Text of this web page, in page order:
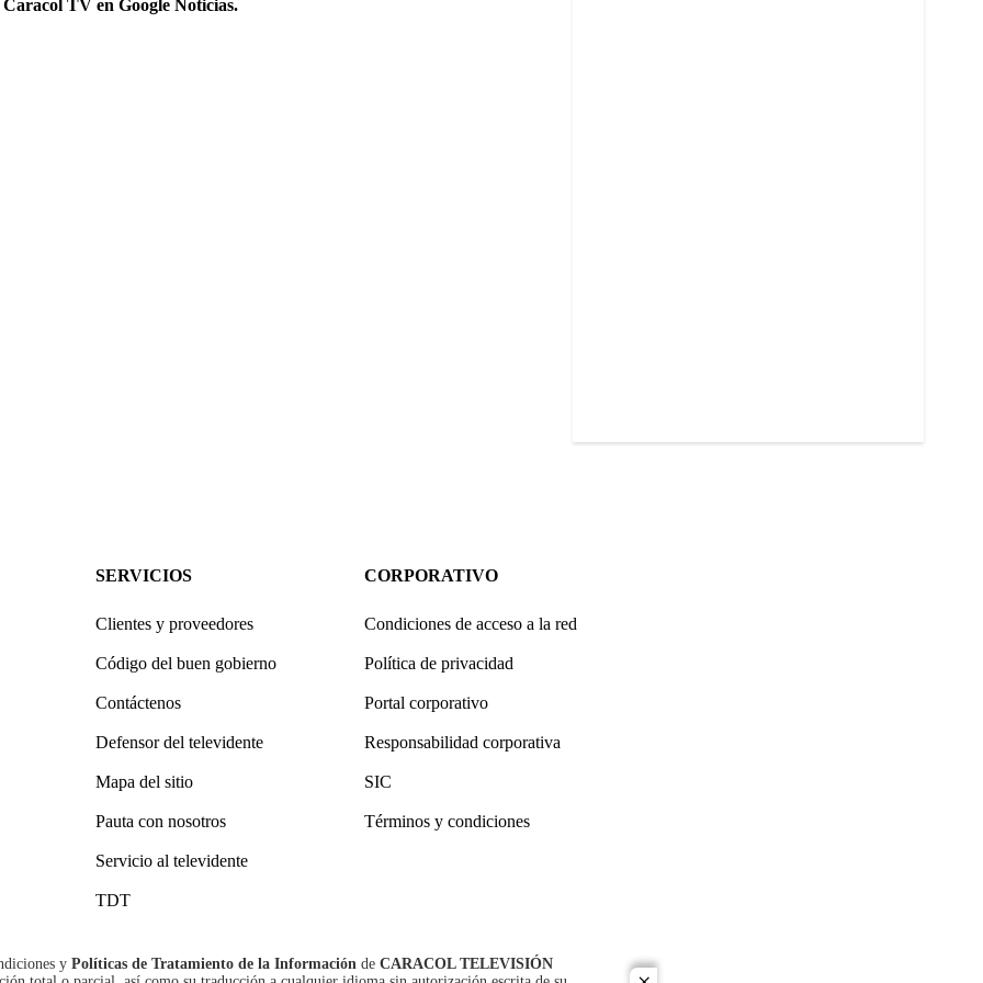
Caracol TV en Google Noticias.
SERVICIOS
Clientes y proveedores
Código del buen gobierno
Contáctenos
Defensor del televidente
Mapa del sitio
Pauta con nosotros
Servicio al televidente
TDT
CORPORATIVO
Condiciones de acceso a la red
Política de privacidad
Portal corporativo
Responsabilidad corporativa
SIC
Términos y condiciones
y Políticas de Tratamiento de la Información de CARACOL TELEVISIÓN